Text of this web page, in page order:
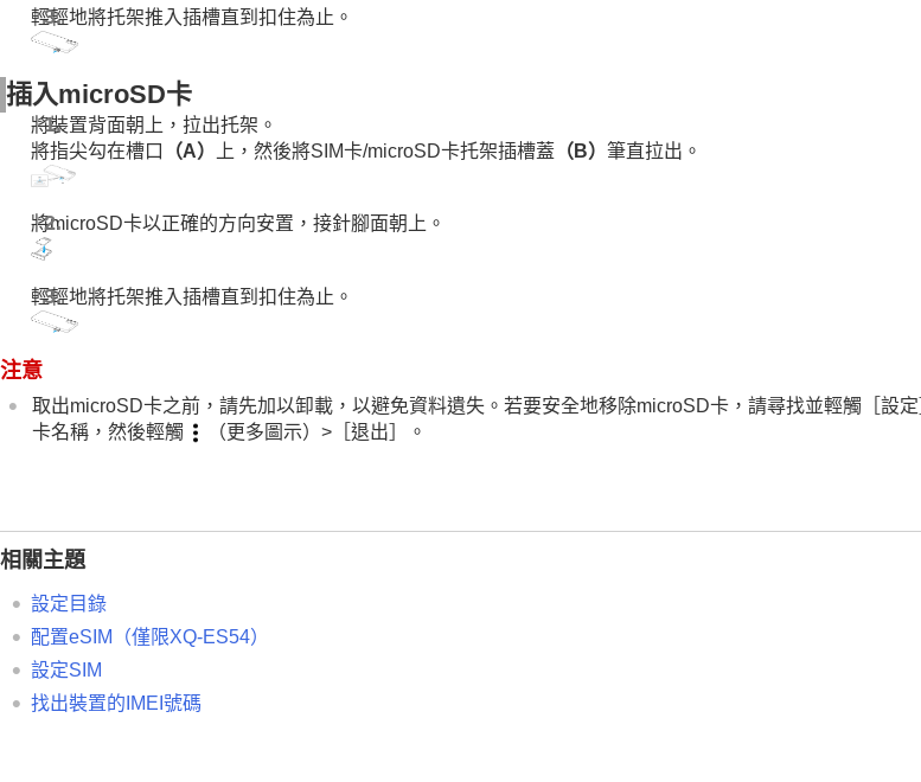
輕輕地將托架推入插槽直到扣住為止。
插入microSD卡
將裝置背面朝上，拉出托架。
將指尖勾在槽口
（A） 上，然後將SIM卡/microSD卡托架插槽蓋 （B） 筆直拉出。
將microSD卡以正確的方向安置，接針腳面朝上。
輕輕地將托架推入插槽直到扣住為止。
注意
取出microSD卡之前，請先加以卸載，以避免資料遺失。若要安全地移除microSD卡，請尋找並輕觸［設
卡名稱，然後輕觸
（更多圖示）>［退出］。
相關主題
設定目錄
配置eSIM（僅限XQ-ES54）
設定SIM
找出裝置的IMEI號碼